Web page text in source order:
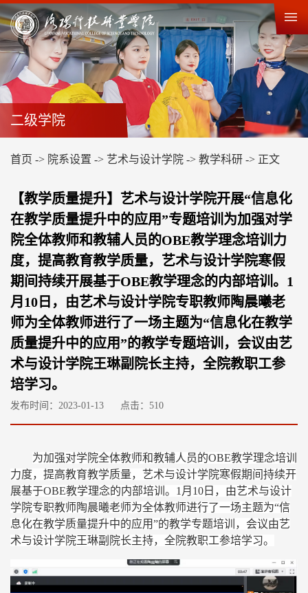
二级学院
首页 -> 院系设置 -> 艺术与设计学院 -> 教学科研 -> 正文
【教学质量提升】艺术与设计学院开展“信息化
在教学质量提升中的应用”专题培训为加强对学
院全体教师和教辅人员的OBE教学理念培训力
度，提高教育教学质量，艺术与设计学院寒假
期间持续开展基于OBE教学理念的内部培训。1
月10日，由艺术与设计学院专职教师陶晨曦老
师为全体教师进行了一场主题为“信息化在教学
质量提升中的应用”的教学专题培训，会议由艺
术与设计学院王琳副院长主持，全院教职工参
培学习。
发布时间：2023-01-13 点击： 510
为加强对学院全体教师和教辅人员的OBE教学理念培训
力度，提高教育教学质量， 艺术与设计学院寒假期间持续开
展基于OBE教学理念的内部培训。1月10日，由艺术与设计
学院专职教师陶晨曦老师为全体教师进行了一场主题为“信
息化在教学质量提升中的应用”的教学专题培训 ， 会议由艺
术与设计学院王琳副院长主持， 全院教职工参培学习。